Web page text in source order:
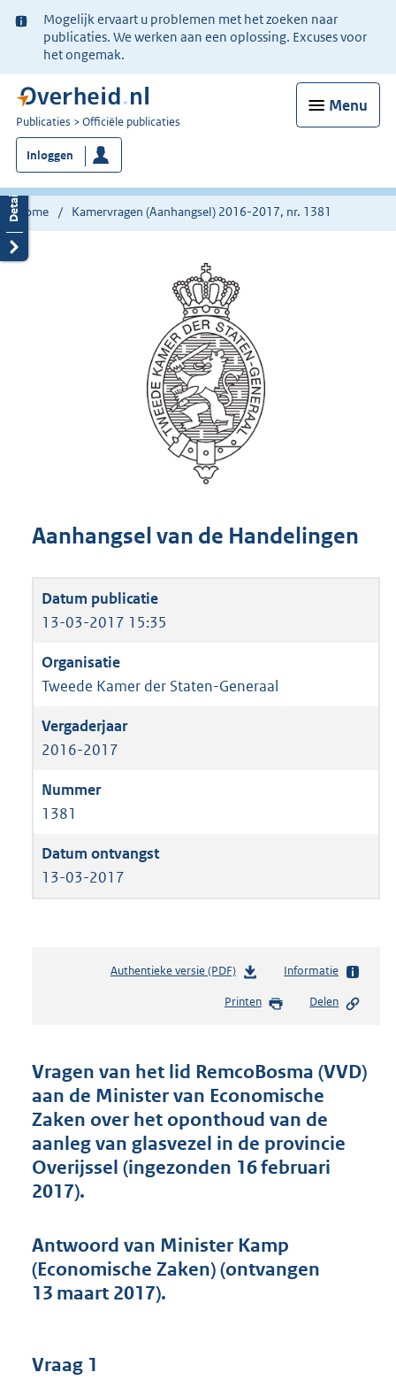
Ter
informatie:
Mogelijk ervaart u problemen met het zoeken naar
publicaties. We werken aan een oplossing. Excuses voor
het ongemak.
Menu
U
bent
nu
hier:
Publicaties Officiële publicaties
Inloggen
Home Kamervragen (Aanhangsel) 2016-2017, nr. 1381
Aanhangsel van de Handelingen
13-03-2017 15:35
Tweede Kamer der Staten-Generaal
2016-2017
1381
13-03-2017
Authentieke versie (PDF)b
s
d
s
g
r
o
4
Informatie
Printen Delen
Vragen van het lid RemcoBosma (VVD)
aan de Minister van Economische
Zaken over het oponthoud van de
aanleg van glasvezel in de provincie
Overijssel (ingezonden 16 februari
2017).
Antwoord van Minister Kamp
(Economische Zaken) (ontvangen
13 maart 2017).
Vraag 1